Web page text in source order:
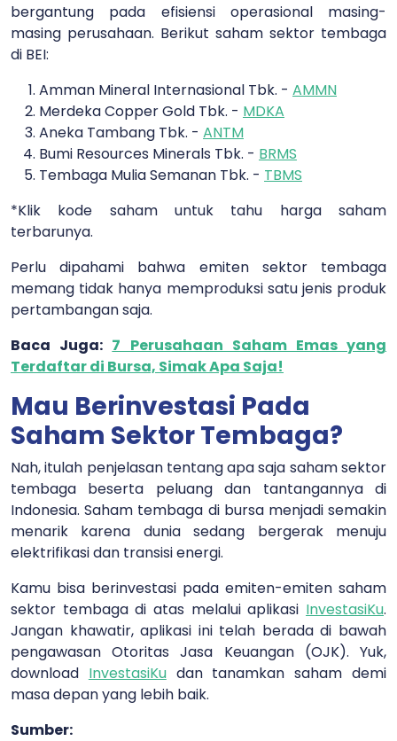
bergantung pada efisiensi operasional masing-
masing perusahaan. Berikut saham sektor tembaga
di BEI:
Amman Mineral Internasional Tbk. - AMMN
Merdeka Copper Gold Tbk. - MDKA
Aneka Tambang Tbk. - ANTM
Bumi Resources Minerals Tbk. - BRMS
Tembaga Mulia Semanan Tbk. - TBMS
*Klik kode saham untuk tahu harga saham
terbarunya.
Perlu dipahami bahwa emiten sektor tembaga
memang tidak hanya memproduksi satu jenis produk
pertambangan saja.
Baca Juga: 7 Perusahaan Saham Emas yang
Terdaftar di Bursa, Simak Apa Saja!
Mau Berinvestasi Pada
Saham Sektor Tembaga?
Nah, itulah penjelasan tentang apa saja saham sektor
tembaga beserta peluang dan tantangannya di
Indonesia. Saham tembaga di bursa menjadi semakin
menarik karena dunia sedang bergerak menuju
elektrifikasi dan transisi energi.
Kamu bisa berinvestasi pada emiten-emiten saham
sektor tembaga di atas melaluiaplikasi InvestasiKu.
Jangan khawatir, aplikasi ini telah berada di bawah
pengawasan Otoritas Jasa Keuangan (OJK). Yuk,
download InvestasiKudan tanamkan saham demi
masa depan yang lebih baik.
Sumber: